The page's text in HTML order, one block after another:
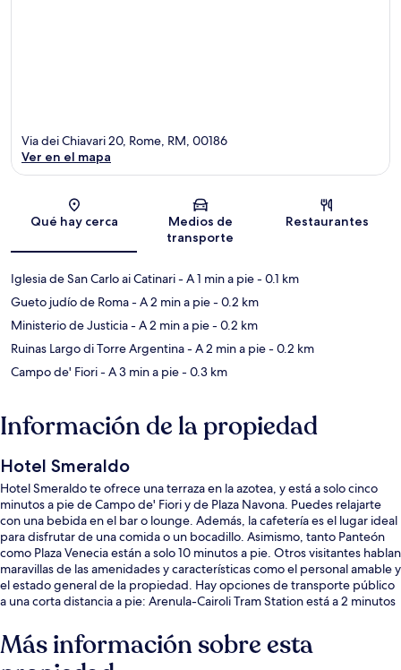
Sección del mapa
Via dei Chiavari 20, Rome, RM, 00186
Ver en el mapa
Qué hay cerca
Medios de
transporte
Restaurantes
Iglesia de San Carlo ai Catinari- A 1 min a pie- 0.1 km
Gueto judío de Roma- A 2 min a pie- 0.2 km
Ministerio de Justicia- A 2 min a pie- 0.2 km
Ruinas Largo di Torre Argentina- A 2 min a pie- 0.2 km
Campo de' Fiori- A 3 min a pie- 0.3 km
Información de la propiedad
Hotel Smeraldo
Hotel Smeraldo te ofrece una terraza en la azotea, y está a solo cinco
minutos a pie de Campo de' Fiori y de Plaza Navona. Puedes relajarte
con una bebida en el bar o lounge. Además, la cafetería es el lugar ideal
para disfrutar de una comida o un bocadillo. Asimismo, tanto Panteón
como Plaza Venecia están a solo 10 minutos a pie. Otros visitantes hablan
maravillas de las amenidades y características como el personal amable y
el estado general de la propiedad. Hay opciones de transporte público
a una corta distancia a pie: Arenula-Cairoli Tram Station está a 2 minutos
Más información sobre esta